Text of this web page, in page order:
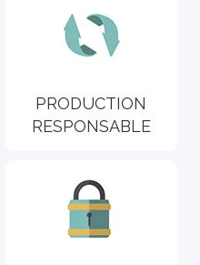
PRODUCTION
RESPONSABLE